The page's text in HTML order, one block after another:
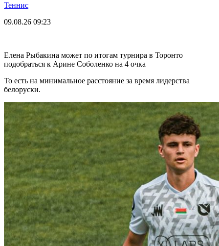
Теннис
09.08.26 09:23
Елена Рыбакина может по итогам турнира в Торонто
подобраться к Арине Соболенко на 4 очка
То есть на минимальное расстояние за время лидерства
белоруски.